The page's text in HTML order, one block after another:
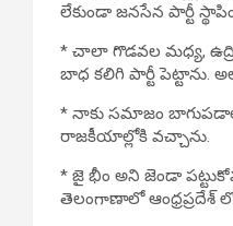
లేకుండా జనసేన పార్టీ
* చాలా గొడవల మధ్య,
బాధ కలిగి పార్టీ పెట్టాను.
* నాకు సమాజం
రాజకీయాల్లోకి వచ్చాను.
* జై భీం అని జెండా
తెలంగాణాలో ఆంధ్రప్రదేశ్